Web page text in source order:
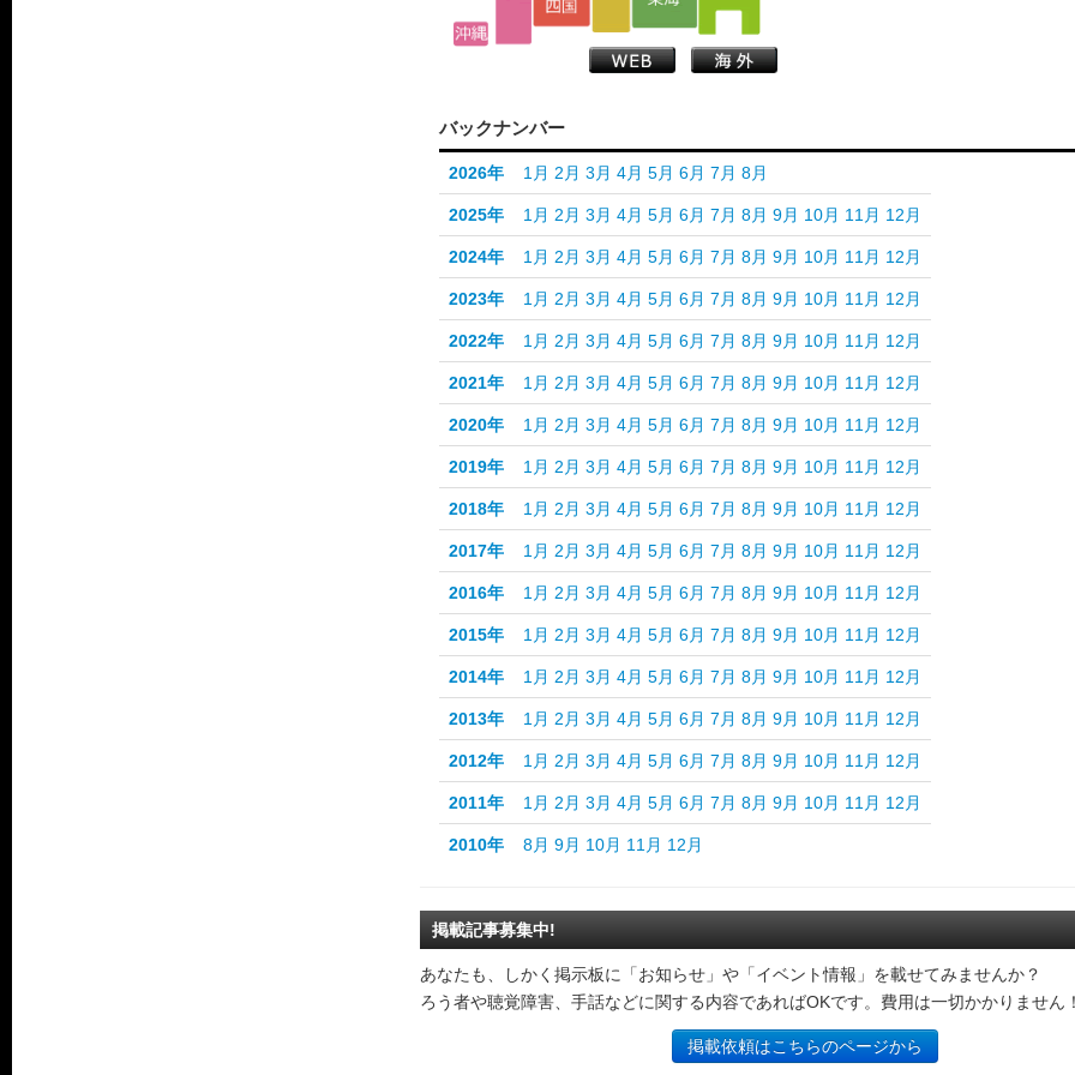
バックナンバー
2026年 1月 2月 3月 4月 5月 6月 7月 8月
2025年 1月 2月 3月 4月 5月 6月 7月 8月 9月 10月 11月 12月
2024年 1月 2月 3月 4月 5月 6月 7月 8月 9月 10月 11月 12月
2023年 1月 2月 3月 4月 5月 6月 7月 8月 9月 10月 11月 12月
2022年 1月 2月 3月 4月 5月 6月 7月 8月 9月 10月 11月 12月
2021年 1月 2月 3月 4月 5月 6月 7月 8月 9月 10月 11月 12月
2020年 1月 2月 3月 4月 5月 6月 7月 8月 9月 10月 11月 12月
2019年 1月 2月 3月 4月 5月 6月 7月 8月 9月 10月 11月 12月
2018年 1月 2月 3月 4月 5月 6月 7月 8月 9月 10月 11月 12月
2017年 1月 2月 3月 4月 5月 6月 7月 8月 9月 10月 11月 12月
2016年 1月 2月 3月 4月 5月 6月 7月 8月 9月 10月 11月 12月
2015年 1月 2月 3月 4月 5月 6月 7月 8月 9月 10月 11月 12月
2014年 1月 2月 3月 4月 5月 6月 7月 8月 9月 10月 11月 12月
2013年 1月 2月 3月 4月 5月 6月 7月 8月 9月 10月 11月 12月
2012年 1月 2月 3月 4月 5月 6月 7月 8月 9月 10月 11月 12月
2011年 1月 2月 3月 4月 5月 6月 7月 8月 9月 10月 11月 12月
2010年 8月 9月 10月 11月 12月
掲載記事募集中!
あなたも、しかく掲示板に「お知らせ」や「イベント情報」を載せてみませんか？
ろう者や聴覚障害、手話などに関する内容であればOKです。費用は一切かかりません
掲載依頼はこちらのページから